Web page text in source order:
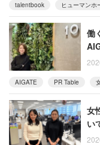
talentbook ヒューマンホ
働
AIGATE PR Table
女
い